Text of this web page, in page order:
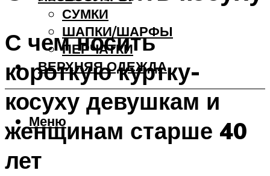
СУМКИ
ШАПКИ/ШАРФЫ
ПЕРЧАТКИ
ВЕРХНЯЯ ОДЕЖДА
Меню
С чем носить
короткую куртку-
косуху девушкам и
женщинам старше 40
лет